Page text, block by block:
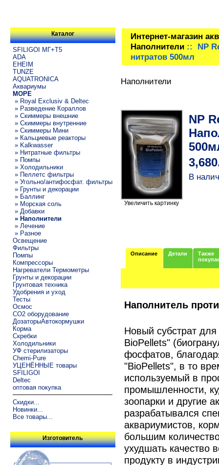
Каталог
SFILIGOI МГ+Т5
ADA
EHEIM
TUNZE
AQUATRONICA
Аквариумы
МОРЕ
» Royal Exclusiv & Deltec
» Разведение Кораллов
» Скиммеры внешние
» Скиммеры внутренние
» Скиммеры Мини
» Кальциевые реакторы
» Kalkwasser
» Нитратные фильтры
» Помпы
» Холодильники
» Пеллетс фильтры
» Угольно/антифосфат. фильтры
» Грунты и декорации
» Баллинг
» Морская соль
» Добавки
» Наполнители
» Лечение
» Разное
Освещение
Фильтры
Помпы
Компрессоры
Нагреватели Термометры
Грунты и декорации
Грунтовая техника
Удобрения и уход
Тесты
Осмос
CO2 оборудование
ДозаторыАвтокормушки
Корма
Скребки
Холодильники
УФ стерилизаторы
Chemi-Pure
УЦЕНЁННЫЕ товары
SFILIGOI
Deltec
оптовая покупка
Скидки...
Новинки...
Все товары...
Изготовитель
Интернет-магазин
Наполнители:: NP
нитратов 500мл
Наполнители
Увеличить картинку
NP
В
Описание Детали
Также
Наполнитель
Новый субстрат
BioPellets"
фосфатов,
"BioPellets", в то
используемый в
промышленности,
зоопарки и другие
разрабатывался
аквариумистов,
большим
ухудшать качество
продукту в